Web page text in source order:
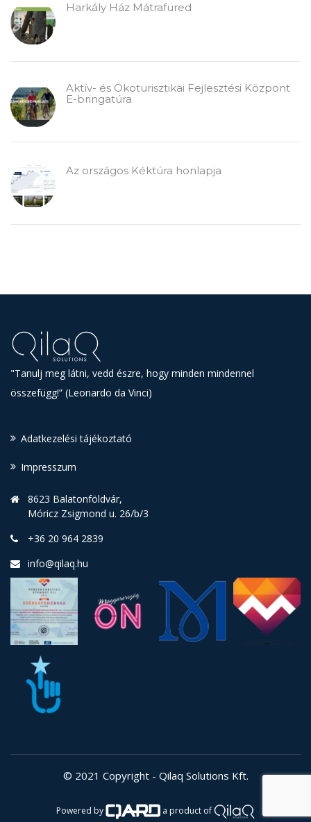
Harkály Ház Mátrafüred
Aktív- és Ökoturisztikai Fejlesztési Központ
E-bringatúra
Az országos Kéktúra honlapja
"Tanulj meg látni, vedd észre, hogy minden mindennel
összefügg!” (Leonardo da Vinci)
Adatkezelési tájékoztató
Impresszum
8623 Balatonföldvár,
Móricz Zsigmond u. 26/b/3
+36 20 964 2839
info@qilaq.hu
© 2021 Copyright - Qilaq Solutions Kft.
Powered by a product of